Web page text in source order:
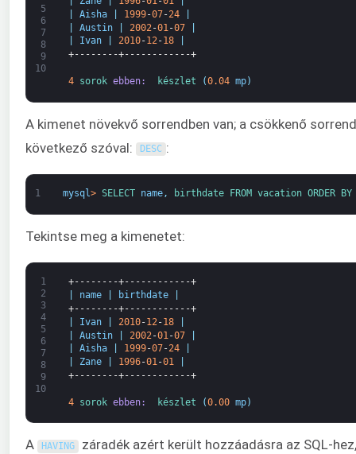
5
6
7
8
9
10
Aisha 1999-07-24
Austin 2002 -01 -07
Ivan 2010-12-18
+--------+------------+
4 sorok ebben: készlet (0.04 mp)
A kimenet növekvő sorrendben van; a csökkenő
következő szóval:
DESC :
1 mysql> SELECT name, birthdate FROM vacation ORDER
Tekintse meg a kimenetet:
1
2
3
4
5
6
7
8
9
10
+--------+------------+
name birthdate
+--------+------------+
Ivan 2010-12-18
Austin 2002 -01 -07
Aisha 1999-07-24
Zane 1996-01-01
+--------+------------+
4 sorok ebben: készlet (0.00 mp)
A HAVING záradék azért került hozzáadásra az SQL-